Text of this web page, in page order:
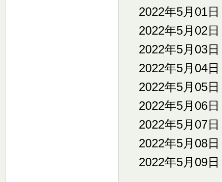
2022年5月01
2022年5月02
2022年5月03
2022年5月04
2022年5月05
2022年5月06
2022年5月07
2022年5月08
2022年5月09